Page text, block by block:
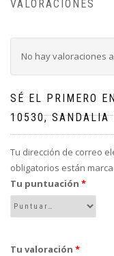
VALORACIONES
No hay valoraciones
SÉ EL PRIMERO
10530, SANDALIA
Tu dirección de correo
obligatorios están
Tu puntuación *
Tu valoración *